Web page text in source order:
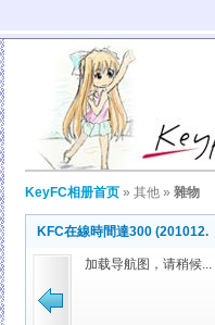
KeyFC相册首页 » 其他 » 雜物
KFC在線時間達300 (201012.
加载导航图，请稍候...